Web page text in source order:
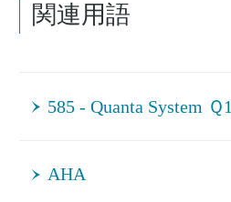
関連用語
585 - Quanta System Ｑ1
AHA